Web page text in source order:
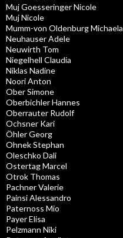
Muj Goesseringer Nicole
Muj Nicole
Mumm-von Oldenburg Michaela
Neuhauser Adele
Neuwirth Tom
Niegelhell Claudia
Niklas Nadine
Noori Anton
Ober Simone
Oberbichler Hannes
Oberrauter Rudolf
Ochsner Kari
Öhler Georg
Ohnek Stephan
Oleschko Dali
Ostertag Marcel
Otrok Thomas
Pachner Valerie
Painsi Alessandro
Paternoss Mio
Payer Elisa
Pelzmann Niki